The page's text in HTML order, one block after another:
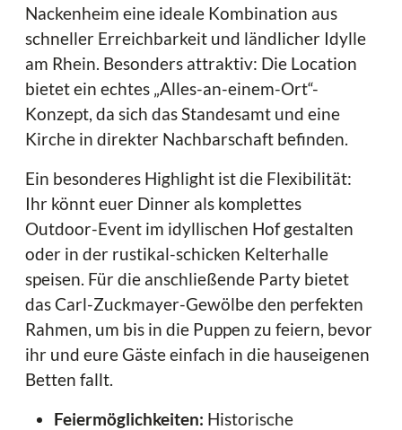
Nackenheim eine ideale Kombination aus
schneller Erreichbarkeit und ländlicher Idylle
am Rhein. Besonders attraktiv: Die Location
bietet ein echtes „Alles-an-einem-Ort“-
Konzept, da sich das Standesamt und eine
Kirche in direkter Nachbarschaft befinden.
Ein besonderes Highlight ist die Flexibilität:
Ihr könnt euer Dinner als komplettes
Outdoor-Event im idyllischen Hof gestalten
oder in der rustikal-schicken Kelterhalle
speisen. Für die anschließende Party bietet
das Carl-Zuckmayer-Gewölbe den perfekten
Rahmen, um bis in die Puppen zu feiern, bevor
ihr und eure Gäste einfach in die hauseigenen
Betten fallt.
Feiermöglichkeiten: Historische